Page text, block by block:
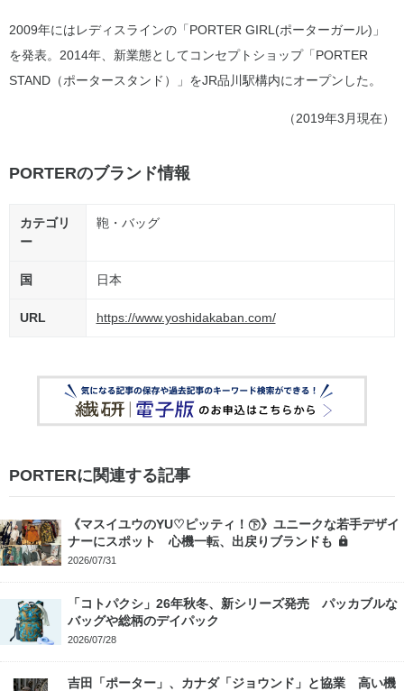
2009年にはレディスラインの「PORTER GIRL(ポーターガール)」
を発表。2014年、新業態としてコンセプトショップ「PORTER
STAND（ポータースタンド）」をJR品川駅構内にオープンした。
（2019年3月現在）
PORTERのブランド情報
カテゴリ
ー
鞄・バッグ
国 日本
URL https://www.yoshidakaban.com/
PORTERに関連する記事
《マスイユウのYU♡ピッティ！㊦》ユニークな若手デザイ
ナーにスポット 心機一転、出戻りブランドも
2026/07/31
「コトパクシ」26年秋冬、新シリーズ発売 パッカブルな
バッグや総柄のデイパック
2026/07/28
吉田「ポーター」、カナダ「ジョウンド」と協業 高い機